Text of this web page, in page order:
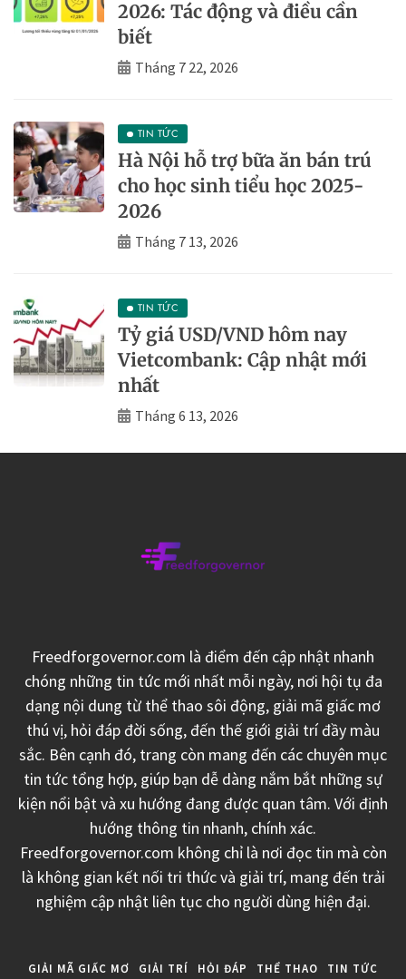
2026: Tác động và điều cần
biết
Tháng 7 22, 2026
TIN TỨC
Hà Nội hỗ trợ bữa ăn bán trú
cho học sinh tiểu học 2025-
2026
Tháng 7 13, 2026
TIN TỨC
Tỷ giá USD/VND hôm nay
Vietcombank: Cập nhật mới
nhất
Tháng 6 13, 2026
Freedforgovernor.com là điểm đến cập nhật nhanh
chóng những tin tức mới nhất mỗi ngày, nơi hội tụ đa
dạng nội dung từ thể thao sôi động, giải mã giấc mơ
thú vị, hỏi đáp đời sống, đến thế giới giải trí đầy màu
sắc. Bên cạnh đó, trang còn mang đến các chuyên mục
tin tức tổng hợp, giúp bạn dễ dàng nắm bắt những sự
kiện nổi bật và xu hướng đang được quan tâm. Với định
hướng thông tin nhanh, chính xác.
Freedforgovernor.com không chỉ là nơi đọc tin mà còn
là không gian kết nối tri thức và giải trí, mang đến trải
nghiệm cập nhật liên tục cho người dùng hiện đại.
GIẢI MÃ GIẤC MƠ GIẢI TRÍ HỎI ĐÁP THỂ THAO TIN TỨC